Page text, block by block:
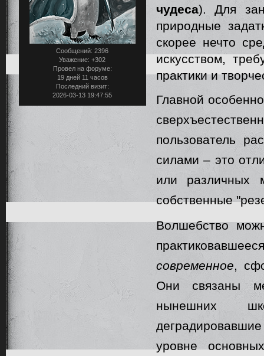
Сообщений: 2396
Уважение: +302
Провел на форуме:
19 дней 11 часов
Последний визит:
2026-03-13 19:47:55
чудеса). Для
природные
скорее нечто
искусством,
практики и
Главной
пользователь
силами – это
или различных
собственные
Волшебство
современное,
Они связаны
нынешних
уровне